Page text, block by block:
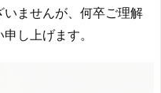
ませんが、何卒ご理解
し上げます。